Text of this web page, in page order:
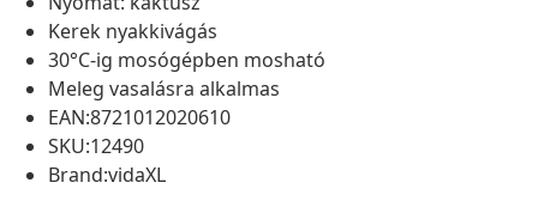
Kerek nyakkivágás
30°C-ig mosógépben mosható
Meleg vasalásra alkalmas
EAN:8721012020610
SKU:12490
Brand:vidaXL